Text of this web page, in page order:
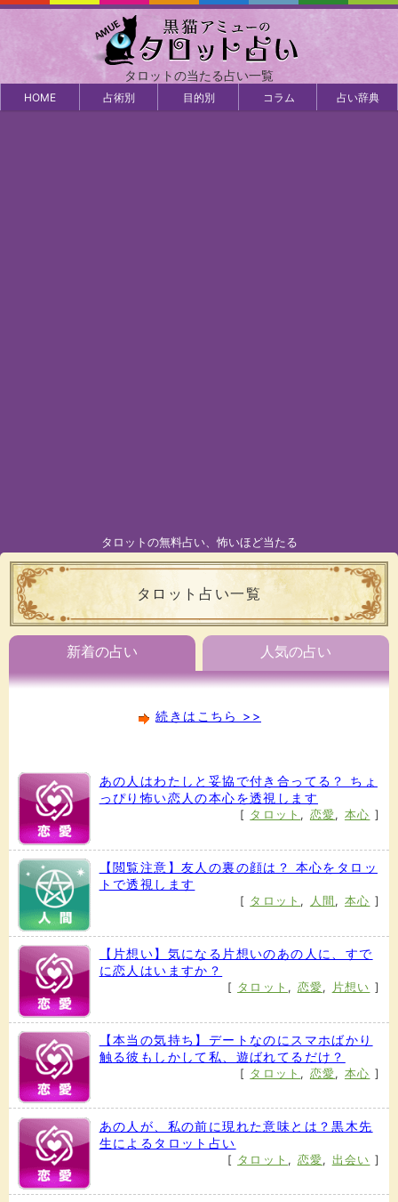
タロットの当たる占い一覧
HOME 占術別 目的別 コラム 占い辞典
タロットの無料占い、怖いほど当たる
タロット占い一覧
新着の占い 人気の占い
続きはこちら >>
あの人はわたしと妥協で付き合ってる？ ちょ
っぴり怖い恋人の本心を透視します
[ タロット , 恋愛, 本心 ]
【閲覧注意】友人の裏の顔は？ 本心をタロッ
トで透視します
[ タロット , 人間 , 本心 ]
【片想い】気になる片想いのあの人に、すで
に恋人はいますか？
[ タロット , 恋愛, 片想い ]
【本当の気持ち】デートなのにスマホばかり
触る彼もしかして私、遊ばれてるだけ？
[ タロット , 恋愛, 本心 ]
あの人が、私の前に現れた意味とは？黒木先
生によるタロット占い
[ タロット , 恋愛, 出会い ]